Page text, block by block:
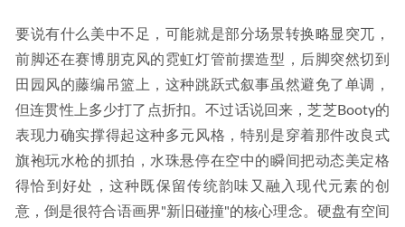
要说有什么美中不足，可能就是部分场景转换略显突兀，
前脚还在赛博朋克风的霓虹灯管前摆造型，后脚突然切到
田园风的藤编吊篮上，这种跳跃式叙事虽然避免了单调，
但连贯性上多少打了点折扣。不过话说回来，芝芝Booty的
表现力确实撑得起这种多元风格，特别是穿着那件改良式
旗袍玩水枪的抓拍，水珠悬停在空中的瞬间把动态美定格
得恰到好处，这种既保留传统韵味又融入现代元素的创
意，倒是很符合语画界"新旧碰撞"的核心理念。硬盘有空间